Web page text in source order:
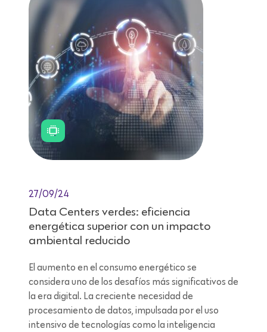
27/09/24
Data Centers verdes: eficiencia
energética superior con un impacto
ambiental reducido
El aumento en el consumo energético se
considera uno de los desafíos más significativos de
la era digital. La creciente necesidad de
procesamiento de datos, impulsada por el uso
intensivo de tecnologías como la inteligencia